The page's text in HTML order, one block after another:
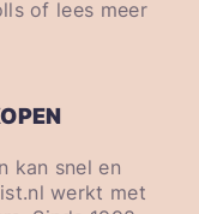
of lees meer
kan snel en
werkt met